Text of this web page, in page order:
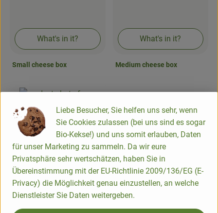
Natural products
Delivery service
About us
News
What's in it?
Small cheese box
What's in it?
Medium cheese box
What's in it?
Large cheese box
Liebe Besucher, Sie helfen uns sehr, wenn
Sie Cookies zulassen (bei uns sind es sogar
Bio-Kekse!) und uns somit erlauben, Daten
für unser Marketing zu sammeln. Da wir eure
Privatsphäre sehr wertschätzen, haben Sie in
Übereinstimmung mit der EU-Richtlinie 2009/136/EG (E-
Privacy) die Möglichkeit genau einzustellen, an welche
Dienstleister Sie Daten weitergeben.